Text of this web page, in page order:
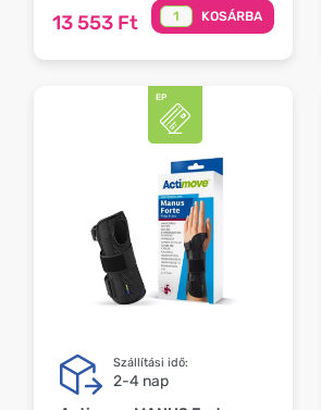
13 553 Ft KOSÁRBA
Szállítási idő:
2-4 nap